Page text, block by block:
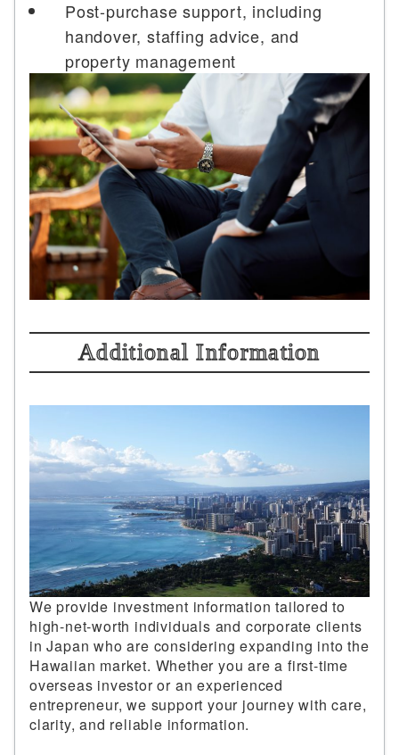
Post-purchase support, including
handover, staffing advice, and
property management
Additional Information
We provide investment information tailored to
high-net-worth individuals and corporate clients
in Japan who are considering expanding into the
Hawaiian market. Whether you are a first-time
overseas investor or an experienced
entrepreneur, we support your journey with care,
clarity, and reliable information.